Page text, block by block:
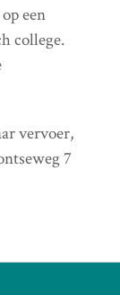
een
college.
vervoer,
7